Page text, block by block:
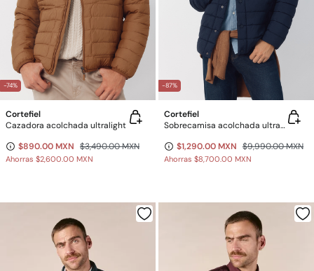
-74%
Cortefiel
Cazadora acolchada ultralight
$890.00 MXN $3,490.00 MXN
Ahorras $2,600.00 MXN
-87%
Cortefiel
Sobrecamisa acolchada ultralight
$1,290.00 MXN $9,990.00 MXN
Ahorras $8,700.00 MXN